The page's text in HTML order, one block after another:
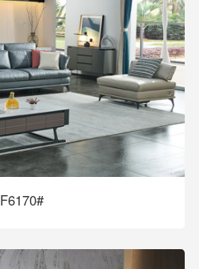
F6170#